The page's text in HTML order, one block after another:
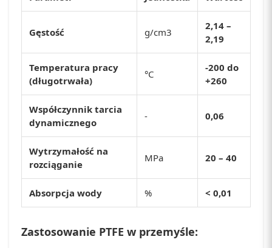
Gęstość g/cm3
2,14 –
2,19
Temperatura pracy
(długotrwała)
°C
-200 do
+260
Współczynnik tarcia
dynamicznego
- 0,06
Wytrzymałość na
rozciąganie
MPa 20 – 40
Absorpcja wody % < 0,01
Zastosowanie PTFE w przemyśle: